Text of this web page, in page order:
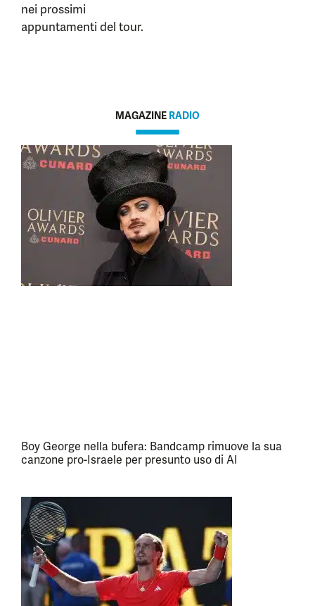
nei prossimi
appuntamenti del tour.
MAGAZINE RADIO
Boy George nella bufera: Bandcamp rimuove la sua
canzone pro-Israele per presunto uso di AI